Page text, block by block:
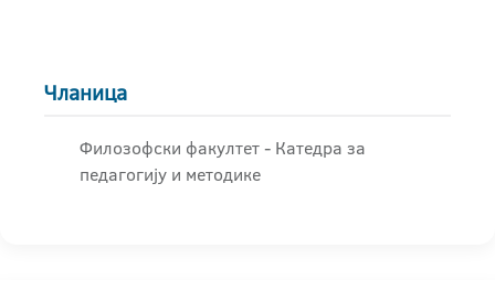
Чланица
Филозофски факултет - Катедра за
педагогију и методике